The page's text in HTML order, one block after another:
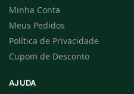
Minha Conta
Meus Pedidos
Política de Privacidade
Cupom de Desconto
AJUDA